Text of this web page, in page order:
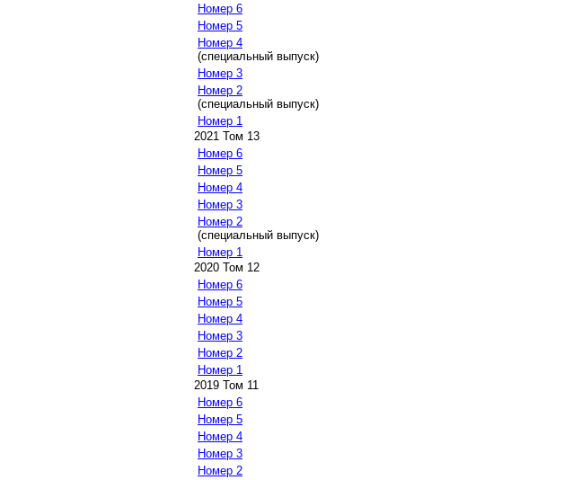
Номер 6
Номер 5
Номер 4
(специальный выпуск)
Номер 3
Номер 2
(специальный выпуск)
Номер 1
2021 Том 13
Номер 6
Номер 5
Номер 4
Номер 3
Номер 2
(специальный выпуск)
Номер 1
2020 Том 12
Номер 6
Номер 5
Номер 4
Номер 3
Номер 2
Номер 1
2019 Том 11
Номер 6
Номер 5
Номер 4
Номер 3
Номер 2